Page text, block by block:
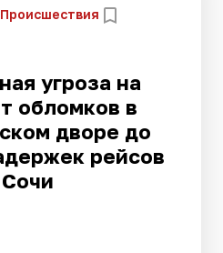
Происшествия
угроза на
обломков в
дворе до
рейсов